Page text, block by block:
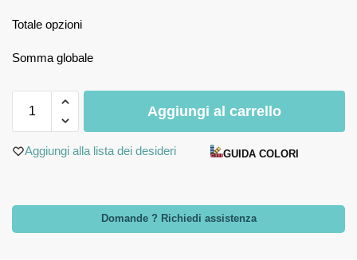
Totale opzioni
Somma globale
Aggiungi al carrello
Aggiungi alla lista dei desideri GUIDA COLORI
Domande ? Richiedi assistenza